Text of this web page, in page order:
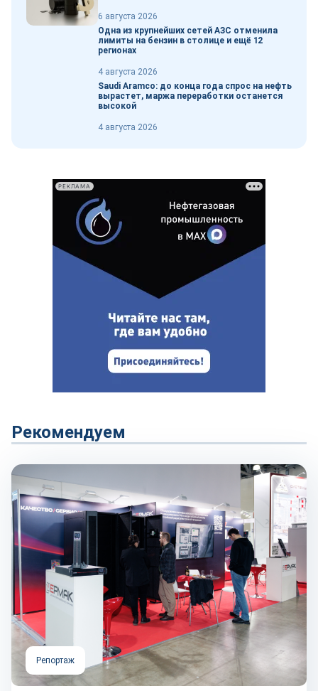
6 августа 2026
Одна из крупнейших сетей АЗС отменила
лимиты на бензин в столице и ещё 12
регионах
4 августа 2026
Saudi Aramco: до конца года спрос на нефть
вырастет, маржа переработки останется
высокой
4 августа 2026
РЕКЛАМА
Рекомендуем
Репортаж